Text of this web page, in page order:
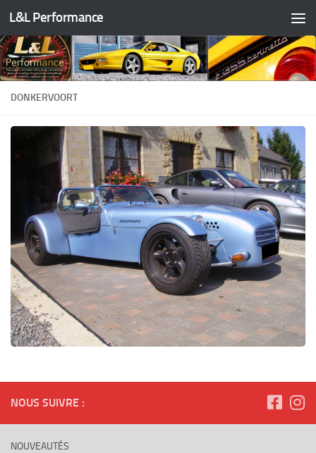
Skip to content
L&L Performance
DONKERVOORT
NOUS SUIVRE :
NOUVEAUTÉS